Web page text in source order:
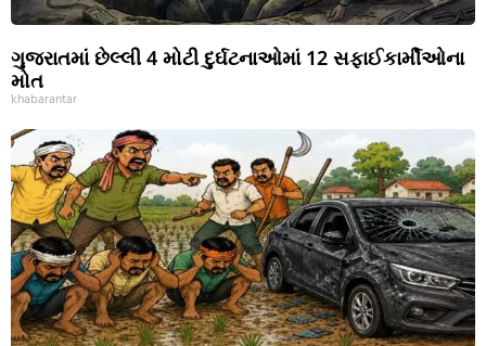
ગુજરાતમાં છેલ્લી 4 મોટી દુર્ઘટનાઓમાં 12 સફાઈકાર્મીઓના
મોત
khabarantar